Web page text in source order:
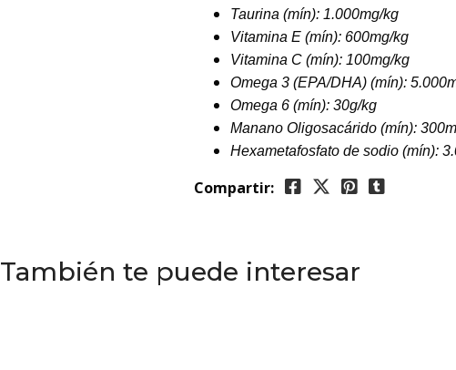
Taurina (mín): 1.000mg/kg
Vitamina E (mín): 600mg/kg
Vitamina C (mín): 100mg/kg
Omega 3 (EPA/DHA) (mín):
Omega 6 (mín): 30g/kg
Manano Oligosacárido (mín):
Hexametafosfato de sodio (mín):
Compartir:
También te puede interesar